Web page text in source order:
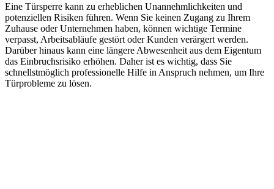
Eine Türsperre kann zu erheblichen Unannehmlichkeiten und
potenziellen Risiken führen. Wenn Sie keinen Zugang zu Ihrem
Zuhause oder Unternehmen haben, können wichtige Termine
verpasst, Arbeitsabläufe gestört oder Kunden verärgert werden.​
Darüber hinaus kann eine längere Abwesenheit aus dem Eigentum
das Einbruchsrisiko erhöhen.​ Daher ist es wichtig, dass Sie
schnellstmöglich professionelle Hilfe in Anspruch nehmen, um Ihre
Türprobleme zu lösen.